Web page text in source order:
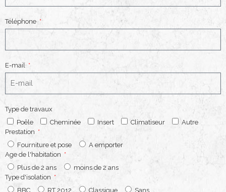
Téléphone
E-mail
Type de travaux
Poêle
Cheminée Insert Climatiseur
Autre
Prestation
Fourniture et pose
A emporter
Age de l'habitation
Plus de 2 ans
moins de 2 ans
Type d'isolation
BBC
RT 2012 Classique Sans